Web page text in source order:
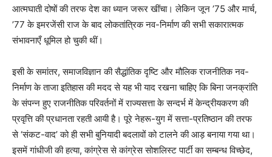
आत्मघाती दोषों की तरफ देश का ध्यान जरूर खींचा। लेकिन जून ’75 और मार्च,
’77 के इमरजेंसी राज के बाद लोकतांत्रिक नव-निर्माण की सभी सकारात्मक
संभावनाएँ धूमिल हो चुकी थीं।
इसी के समांतर,समाजविज्ञान की सैद्धांतिक दृष्टि और मौलिक राजनीतिक नव-
निर्माण के ताजा इतिहास की मदद से यह भी याद रखना चाहिए कि बिना जनक्रांति
के संपन्न हुए राजनीतिक परिवर्तनों में राज्यसत्ता के सन्दर्भ में केन्द्रीयकरण की
प्रवृत्ति की प्रधानता रहती आयी है। पूरे नेहरू-युग में सत्ता-प्रतिष्ठान की तरफ
से‘संकट-वाद’को ही सभी बुनियादी बदलावों को टालने की आड़ बनाया गया था।
इसमें गांधीजी की हत्या,कांग्रेस से कांग्रेस सोशलिस्ट पार्टी का सम्बन्ध विच्छेद,